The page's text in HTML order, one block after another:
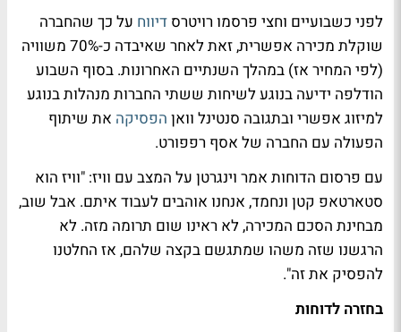
לפני כשבועיים וחצי פרסמו רויטרס דיווח על כך שהחברה
שוקלת מכירה אפשרית, זאת לאחר שאיבדה כ-70% משוויה
(לפי המחיר אז) במהלך השנתיים האחרונות. בסוף השבוע
הודלפה ידיעה בנוגע לשיחות ששתי החברות מנהלות בנוגע
למיזוג אפשרי ובתגובה סנטינל וואן הפסיקה את שיתוף
הפעולה עם החברה של אסף רפפורט.
עם פרסום הדוחות אמר וינגרטן על המצב עם וויז: "וויז הוא
סטארטאפ קטן ונחמד, אנחנו אוהבים לעבוד איתם. אבל שוב,
מבחינת הסכם המכירה, לא ראינו שום תרומה מזה. לא
הרגשנו שזה משהו שמתגשם בקצה שלהם, אז החלטנו
להפסיק את זה".
בחזרה לדוחות